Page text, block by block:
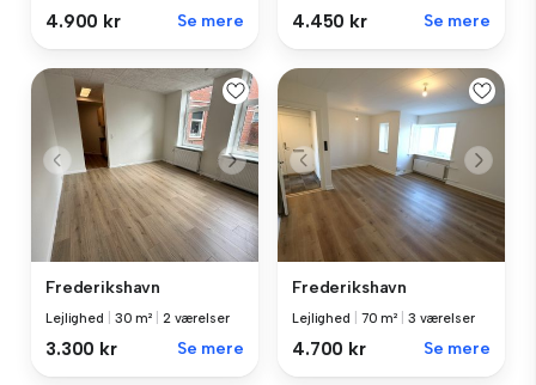
4.900 kr Se mere 4.450 kr Se mere
Frederikshavn
Lejlighed 30 m² 2 værelser
3.300 kr Se mere
Frederikshavn
Lejlighed 70 m² 3 værelser
4.700 kr Se mere